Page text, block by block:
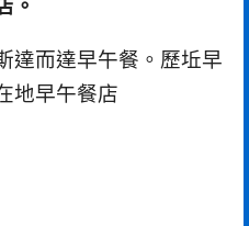
。
達而達早午餐。歷坵早
地早午餐店